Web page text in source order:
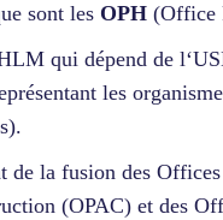
sont les OPH (Office
qui dépend de
les
de la fusion des
(OPAC) et des